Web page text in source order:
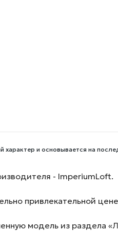
и основывается на
- ImperiumLoft.
привлекательной
модель из раздела